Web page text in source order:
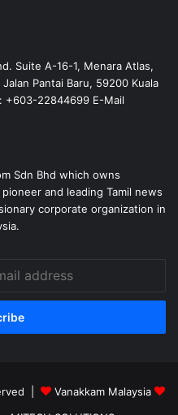
Suite A-16-1, Menara Atlas,
Pantai Baru, 59200 Kuala
+603-22844699 E-Mail
Sdn Bhd which owns
and leading Tamil news
corporate organization in
|
Vanakkam Malaysia